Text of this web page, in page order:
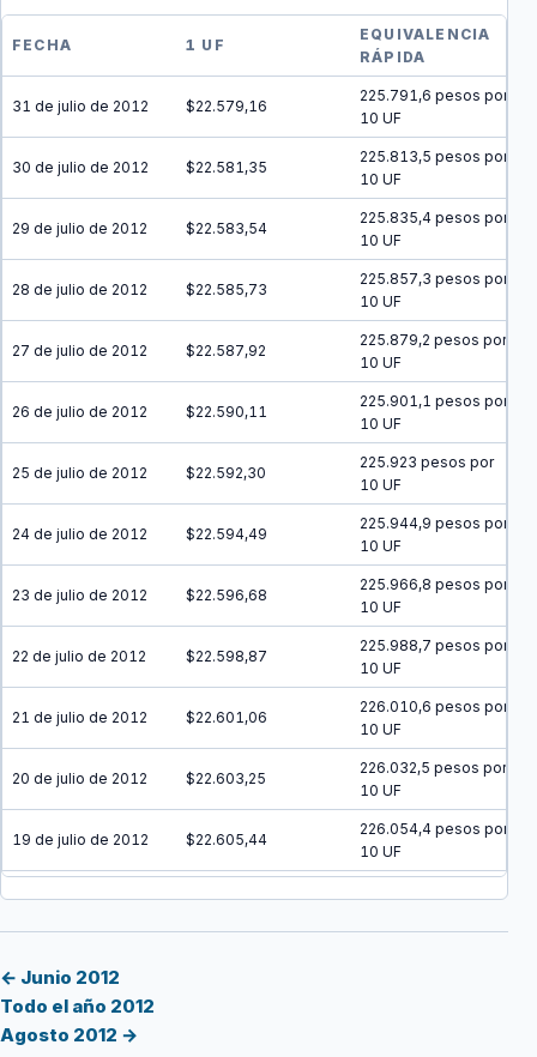
FECHA 1 UF
EQUIVALENCIA
RÁPIDA
31 de julio de 2012 $22.579,16
225.791,6 pesos por
10 UF
30 de julio de 2012 $22.581,35
225.813,5 pesos por
10 UF
29 de julio de 2012 $22.583,54
225.835,4 pesos por
10 UF
28 de julio de 2012 $22.585,73
225.857,3 pesos por
10 UF
27 de julio de 2012 $22.587,92
225.879,2 pesos por
10 UF
26 de julio de 2012 $22.590,11
225.901,1 pesos por
10 UF
25 de julio de 2012 $22.592,30
225.923 pesos por
10 UF
24 de julio de 2012 $22.594,49
225.944,9 pesos por
10 UF
23 de julio de 2012 $22.596,68
225.966,8 pesos por
10 UF
22 de julio de 2012 $22.598,87
225.988,7 pesos por
10 UF
21 de julio de 2012 $22.601,06
226.010,6 pesos por
10 UF
20 de julio de 2012 $22.603,25
226.032,5 pesos por
10 UF
19 de julio de 2012 $22.605,44
226.054,4 pesos por
10 UF
18 de julio de 2012 $22.607,63
← Junio 2012
Todo el año 2012
Agosto 2012 →